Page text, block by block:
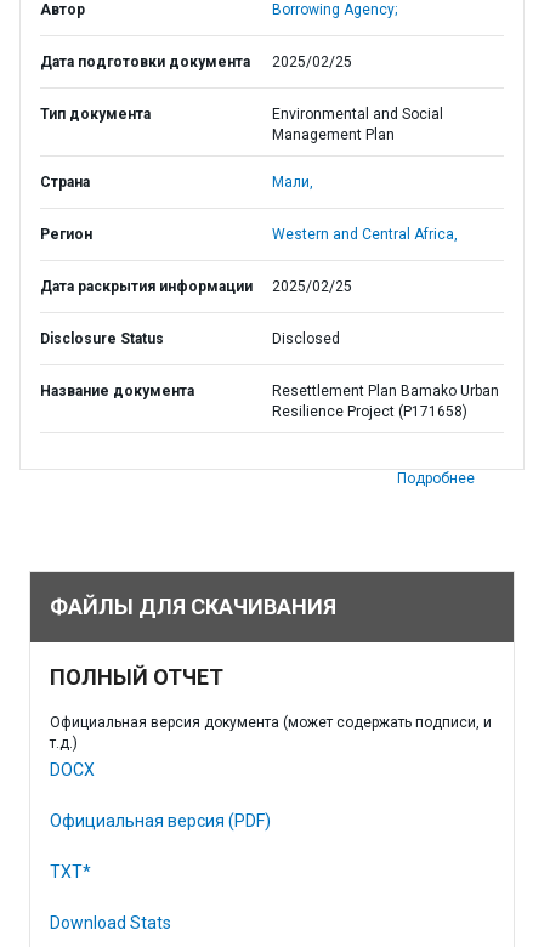
Автор Borrowing Agency;
Дата подготовки документа 2025/02/25
Тип документа
Environmental and Social
Management Plan
Страна Мали,
Регион Western and Central Africa,
Дата раскрытия информации 2025/02/25
Disclosure Status Disclosed
Название документа
Resettlement Plan Bamako Urban
Resilience Project (P171658)
Подробнее
ФАЙЛЫ ДЛЯ СКАЧИВАНИЯ
ПОЛНЫЙ ОТЧЕТ
Официальная версия документа (может содержать подписи, и
т.д.)
DOCX
Официальная версия (PDF)
TXT*
Download Stats